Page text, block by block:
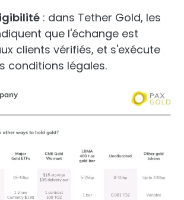
: dans Tether Gold, les
que l'échange est
clients vérifiés, et s'exécute
conditions légales.